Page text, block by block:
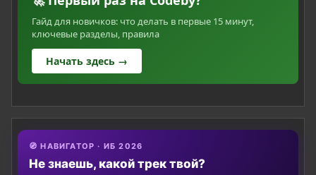
Гайд для новичков: что делать в первые 15 минут,
ключевые разделы, правила
Начать здесь →
🧭 НАВИГАТОР · ИБ 2026
Не знаешь, какой трек твой?